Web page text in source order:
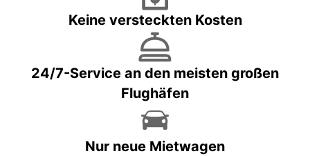
Keine versteckten Kosten
24/7-Service an den meisten großen
Flughäfen
Nur neue Mietwagen